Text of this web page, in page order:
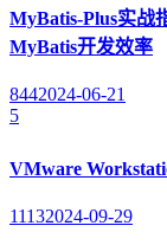
MyBatis-Plus实战
MyBatis开发效率
8442024-06-21
5
VMware
11132024-09-29